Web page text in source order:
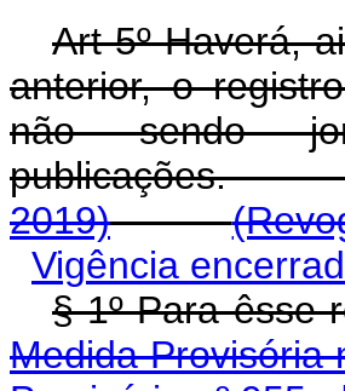
Art 5º Haverá,
anterior, o
não sendo
publicações.
2019)
Vigência
§ 1º Para êsse
Medida Provisória